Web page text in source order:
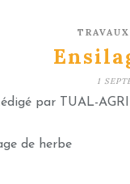
1
par TUAL-